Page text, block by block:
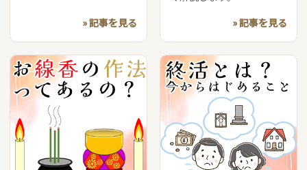
» 記事を見る
» 記事を見る